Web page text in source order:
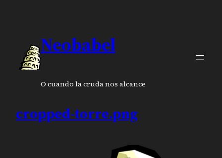
Neobabel
O cuando la cruda nos alcance
cropped-torre.png